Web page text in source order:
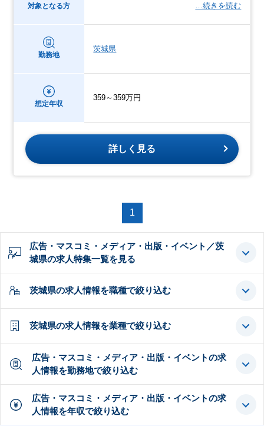
対象となる方
…続きを読む
勤務地
茨城県
想定年収
359～359万円
詳しく見る
1
広告・マスコミ・メディア・出版・イベント／茨
城県の求人特集一覧を見る
茨城県の求人情報を職種で絞り込む
茨城県の求人情報を業種で絞り込む
広告・マスコミ・メディア・出版・イベントの求
人情報を勤務地で絞り込む
広告・マスコミ・メディア・出版・イベントの求
人情報を年収で絞り込む